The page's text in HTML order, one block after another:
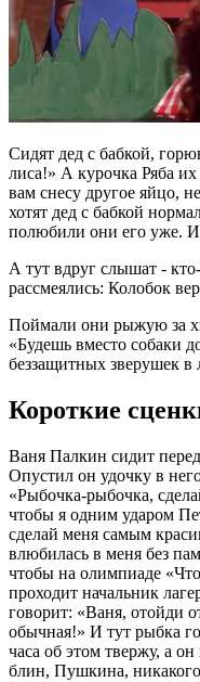
Сидят дед с бабкой,
лиса!» А курочка Ряба
вам снесу другое яйцо,
хотят дед с бабкой
полюбили они его уже. И
А тут вдруг слышат -
рассмеялись: Колобок
Поймали они рыжую за
«Будешь вместо собаки
беззащитных зверушек в
Короткие
Ваня Палкин сидит
Опустил он удочку в
«Рыбочка-рыбочка,
чтобы я одним ударом
сделай меня самым
влюбилась в меня без
чтобы на олимпиаде
проходит начальник
говорит: «Ваня, отойди
обычная!» И тут рыбка
часа об этом твержу, а
блин, Пушкина,